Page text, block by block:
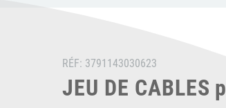
RÉF: 3791143030623
JEU DE